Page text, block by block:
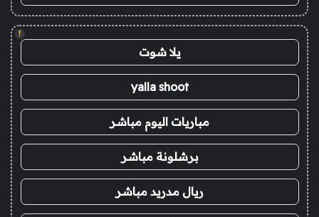
!
يلا شوت
yalla shoot
مباريات اليوم مباشر
برشلونة مباشر
ريال مدريد مباشر